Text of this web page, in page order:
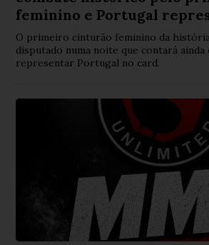
feminino e Portugal
O primeiro cinturão feminino da
disputado numa noite que contará
representar Portugal no card.